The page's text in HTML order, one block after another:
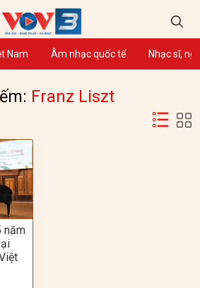
Nam Âm nhạc quốc tế Nhạc sĩ,
Franz Liszt
năm